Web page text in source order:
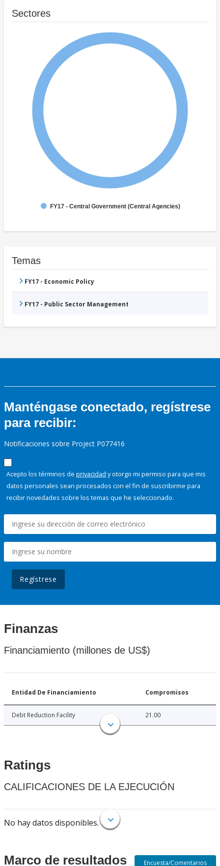
Sectores
FY17 - Central Government (Central Agencies)
Temas
FY17 - Economic Policy
FY17 - Public Sector Management
Manténgase conectado, regístrese
para recibir:
Notificaciones sobre Project P077416
Acepto los términos de privacidad y otorgo mi permiso para que mis
datos personales sean procesados con el fin de suscribirme para
recibir novedades sobre los temas que he seleccionado.
Regístrese
Finanzas
Financiamiento (millones de US$)
Entidad De Financiamiento Compromisos
Debt Reduction Facility 21.00
Ratings
CALIFICACIONES DE LA EJECUCIÓN
No hay datos disponibles.
Marco de resultados Encuesta/Comentarios